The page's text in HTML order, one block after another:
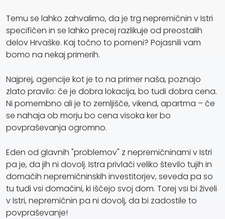
Temu se lahko zahvalimo, da je trg nepremičnin v Istri
specifičen in se lahko precej razlikuje od preostalih
delov Hrvaške. Kaj točno to pomeni? Pojasnili vam
bomo na nekaj primerih.
Najprej, agencije kot je to na primer naša, poznajo
zlato pravilo: če je dobra lokacija, bo tudi dobra cena.
Ni pomembno ali je to zemljišče, vikend, apartma – če
se nahaja ob morju bo cena visoka ker bo
povpraševanja ogromno.
Eden od glavnih "problemov" z nepremičninami v Istri
pa je, da jih ni dovolj. Istra privlači veliko število tujih in
domačih nepremičninskih investitorjev, seveda pa so
tu tudi vsi domačini, ki iščejo svoj dom. Torej vsi bi živeli
v Istri, nepremičnin pa ni dovolj, da bi zadostile to
povpraševanje!